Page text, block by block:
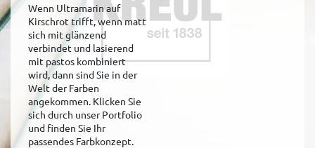
Wenn Ultramarin auf
Kirschrot trifft, wenn matt
sich mit glänzend
verbindet und lasierend
mit pastos kombiniert
wird, dann sind Sie in der
Welt der Farben
angekommen. Klicken Sie
sich durch unser Portfolio
und finden Sie Ihr
passendes Farbkonzept.